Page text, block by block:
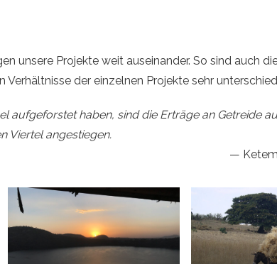
unsere Projekte weit auseinander. So sind auch
der einzelnen Projekte sehr
aufgeforstet haben, sind die Erträge an Getreide
Viertel angestiegen.